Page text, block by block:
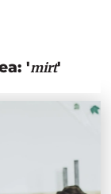
'mirt'